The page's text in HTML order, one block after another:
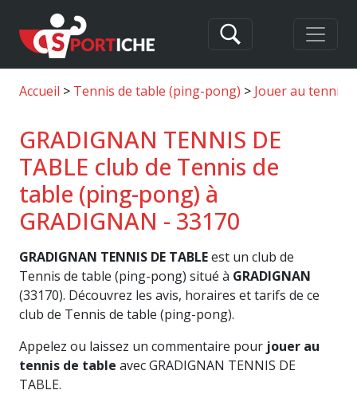
Accueil Tennis de table (ping-pong) Jouer au tennis
GRADIGNAN TENNIS DE
TABLE club de Tennis de
table (ping-pong) à
GRADIGNAN - 33170
GRADIGNAN TENNIS DE TABLEest un club de
Tennis de table (ping-pong) situé à GRADIGNAN
(33170). Découvrez les avis, horaires et tarifs de ce
club de Tennis de table (ping-pong).
Appelez ou laissez un commentaire pour jouer au
tennis de table avec GRADIGNAN TENNIS DE
TABLE.